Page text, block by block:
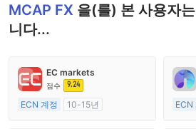
MCAP FX 을(를) 본 사용자
니다...
EC markets
점수 9.24
ECN 계정
10-15년
ECN